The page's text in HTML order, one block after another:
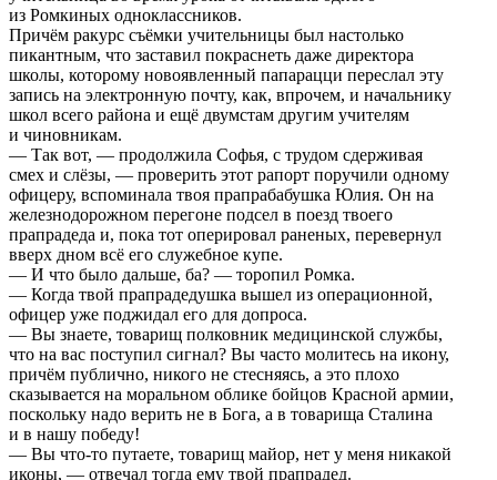
из Ромкиных одноклассников.
Причём ракурс съёмки учительницы был настолько
пикантным, что заставил покраснеть даже директора
школы, которому новоявленный папарацци переслал эту
запись на электронную почту, как, впрочем, и начальнику
школ всего района и ещё двумстам другим учителям
и чиновникам.
— Так вот, — продолжила Софья, с трудом сдерживая
смех и слёзы, — проверить этот рапорт поручили одному
офицеру, вспоминала твоя прапрабабушка Юлия. Он на
железнодорожном перегоне подсел в поезд твоего
прапрадеда и, пока тот оперировал раненых, перевернул
вверх дном всё его служебное купе.
— И что было дальше, ба? — торопил Ромка.
— Когда твой прапрадедушка вышел из операционной,
офицер уже поджидал его для допроса.
— Вы знаете, товарищ полковник медицинской службы,
что на вас поступил сигнал? Вы часто молитесь на икону,
причём публично, никого не стесняясь, а это плохо
сказывается на моральном облике бойцов Красной армии,
поскольку надо верить не в Бога, а в товарища Сталина
и в нашу победу!
— Вы что-то путаете, товарищ майор, нет у меня никакой
иконы, — отвечал тогда ему твой прапрадед.